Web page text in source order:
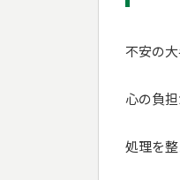
不安の
心の負
処理を